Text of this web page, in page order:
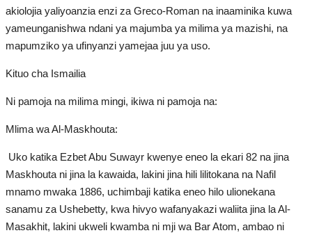
akiolojia yaliyoanzia enzi za Greco-Roman na inaaminika kuwa
yameunganishwa ndani ya majumba ya milima ya mazishi, na
mapumziko ya ufinyanzi yamejaa juu ya uso.
Kituo cha Ismailia
Ni pamoja na milima mingi, ikiwa ni pamoja na:
Mlima wa Al-Maskhouta:
Uko katika Ezbet Abu Suwayr kwenye eneo la ekari 82 na jina
Maskhouta ni jina la kawaida, lakini jina hili lilitokana na Nafil
mnamo mwaka 1886, uchimbaji katika eneo hilo ulionekana
sanamu za Ushebetty, kwa hivyo wafanyakazi waliita jina la Al-
Masakhit, lakini ukweli kwamba ni mji wa Bar Atom, ambao ni